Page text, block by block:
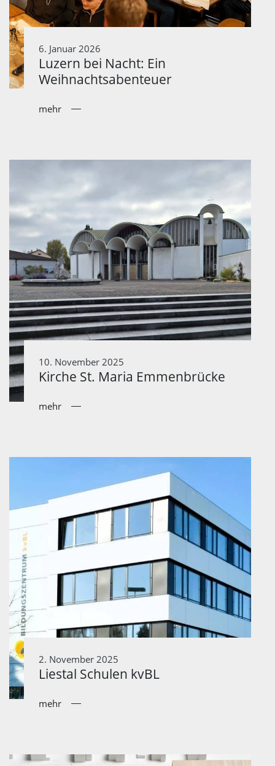
6. Januar 2026
Luzern bei Nacht: Ein
Weihnachtsabenteuer
mehr
10. November 2025
Kirche St. Maria Emmenbrücke
mehr
2. November 2025
Liestal Schulen kvBL
mehr